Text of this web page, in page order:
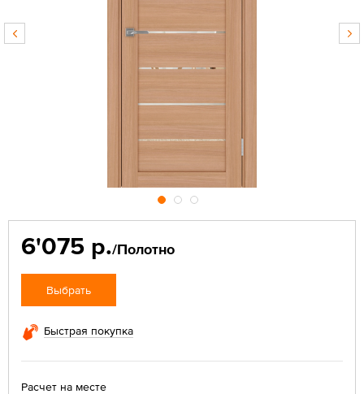
6'075 р./Полотно
Выбрать
Быстрая покупка
Расчет на месте